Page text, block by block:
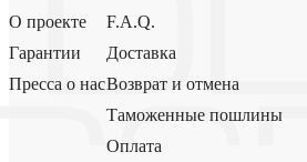
О проекте
Гарантии
Пресса о нас
F.A.Q.
Доставка
Возврат и отмена
Таможенные пошлины
Оплата